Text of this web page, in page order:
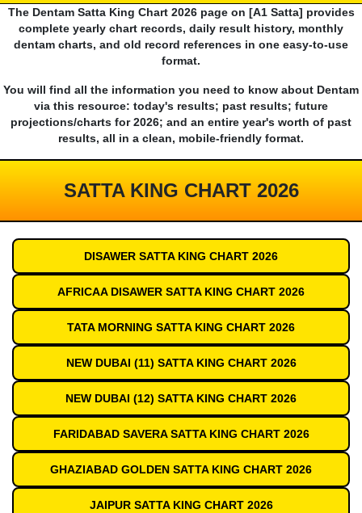
The Dentam Satta King Chart 2026 page on [A1 Satta] provides
complete yearly chart records, daily result history, monthly
dentam charts, and old record references in one easy-to-use
format.
You will find all the information you need to know about Dentam
via this resource: today's results; past results; future
projections/charts for 2026; and an entire year's worth of past
results, all in a clean, mobile-friendly format.
SATTA KING CHART 2026
DISAWER SATTA KING CHART 2026
AFRICAA DISAWER SATTA KING CHART 2026
TATA MORNING SATTA KING CHART 2026
NEW DUBAI (11) SATTA KING CHART 2026
NEW DUBAI (12) SATTA KING CHART 2026
FARIDABAD SAVERA SATTA KING CHART 2026
GHAZIABAD GOLDEN SATTA KING CHART 2026
JAIPUR SATTA KING CHART 2026